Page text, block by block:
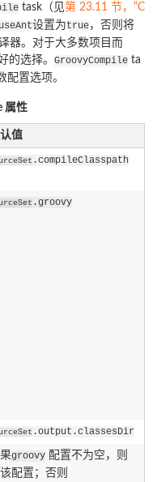
task（见第 23.11 节，“C
设置为true，否则将
器。对于大多数项目而
的选择。 GroovyCompile ta
配置选项。
属性
值
.compileClasspath
.groovy
.output.classesDir
groovy 配置不为空，则
配置；否则